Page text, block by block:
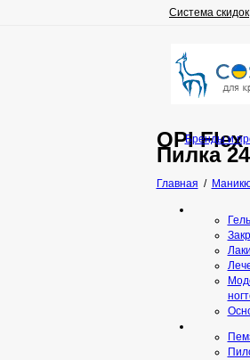
Система скидок
OPI
Пилка
Главная /
Бренды и